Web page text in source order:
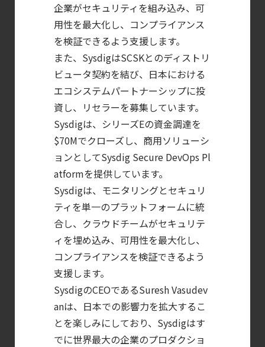
によるセキュリティの新常識
【ブログ】
CNAPP選定ガイド
｜
計画フェーズで失敗しない統合プラットフォ
【ブログ】
CWPP（Cloud
Workload
Protection
Platform）とは？
クラウドワークロードを守る最新セキュリテ
【ブログ】
セキュリティブリーフィング：
2026年6月
【ブログ】
攻撃者視点でクラウドの弱点を可視化する新
【ブログ】
AIワークロードのコンテナセキュリティ
企業がセキュリティを組み込み、可
用性を最大化し、コンプライアンス
を検証できるよう支援します。
また、SysdigはSCSKとのディストリ
ビュータ契約を結び、日本における
エコシステムパートナーシップに投
資し、リセラーを募集しています。
Sysdigは、シリーズEの資金調達を
$70Mでクローズし、商用ソリューシ
ョンとしてSysdig Secure DevOps Pl
atformを提供しています。
Sysdigは、モニタリングとセキュリ
ティを単一のプラットフォームに統
合し、クラウドチームがセキュリテ
ィを埋め込み、可用性を最大化し、
コンプライアンスを検証できるよう
支援します。
SysdigのCEOであるSuresh Vasudev
anは、日本での影響力を拡大するこ
とを楽しみにしており、Sysdigはす
でに世界最大の企業のプロダクショ